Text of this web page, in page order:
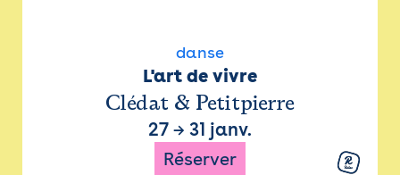
danse
L'art de vivre
Clédat & Petitpierre
27 → 31 janv.
Réserver